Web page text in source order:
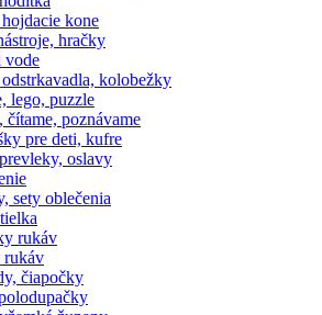
kone
hračky
vode
kolobežky
lego, puzzle
poznávame
pre deti, kufre
oslavy
sety oblečenia
rukáv
čiapočky